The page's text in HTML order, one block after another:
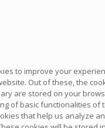
to improve your
Out of these, the
are stored on your
of basic functionalities of
that help us analyze